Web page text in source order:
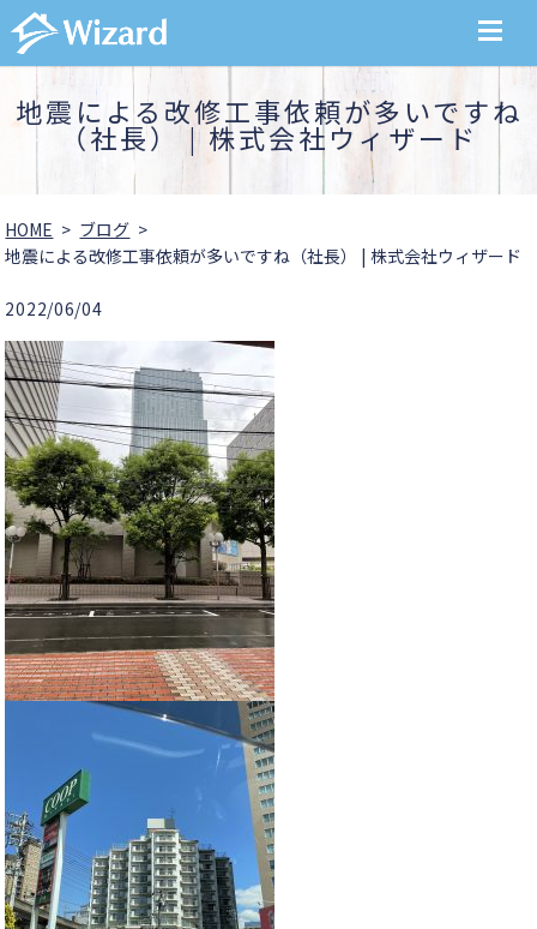
MENU
地震による改修工事依頼が多いですね
（社長） | 株式会社ウィザード
HOME
ブログ
地震による改修工事依頼が多いですね（社長） | 株式会社ウィザード
2022/06/04